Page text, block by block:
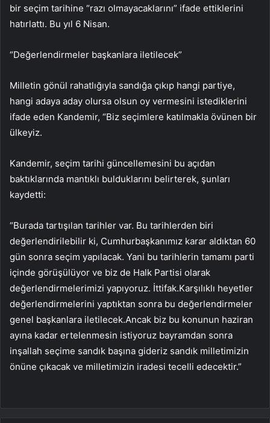
bir seçim tarihine “razı olmayacaklarını” ifade ettiklerini
hatırlattı. Bu yıl 6 Nisan.
“Değerlendirmeler başkanlara iletilecek”
Milletin gönül rahatlığıyla sandığa çıkıp hangi partiye,
hangi adaya aday olursa olsun oy vermesini istediklerini
ifade eden Kandemir, “Biz seçimlere katılmakla övünen bir
ülkeyiz.
Kandemir, seçim tarihi güncellemesini bu açıdan
baktıklarında mantıklı bulduklarını belirterek, şunları
kaydetti:
“Burada tartışılan tarihler var. Bu tarihlerden biri
değerlendirilebilir ki, Cumhurbaşkanımız karar aldıktan 60
gün sonra seçim yapılacak. Yani bu tarihlerin tamamı parti
içinde görüşülüyor ve biz de Halk Partisi olarak
değerlendirmelerimizi yapıyoruz. İttifak.Karşılıklı heyetler
değerlendirmelerini yaptıktan sonra bu değerlendirmeler
genel başkanlara iletilecek.Ancak biz bu konunun haziran
ayına kadar ertelenmesin istiyoruz bayramdan sonra
inşallah seçime sandık başına gideriz sandık milletimizin
önüne çıkacak ve milletimizin iradesi tecelli edecektir.”